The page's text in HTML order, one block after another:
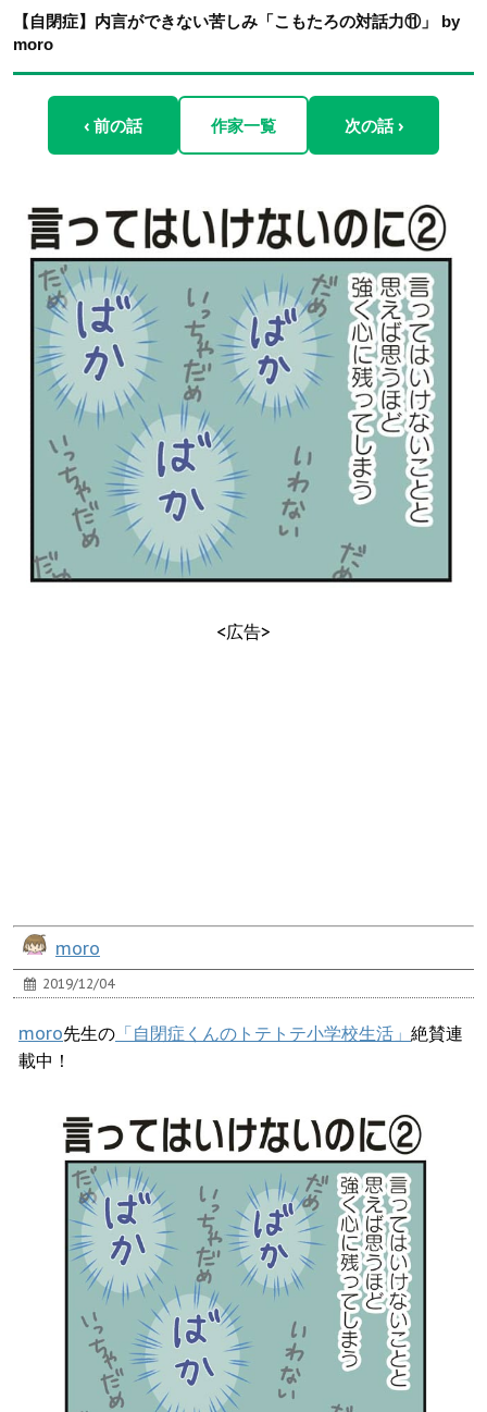
【自閉症】内言ができない苦しみ「こもたろの対話力⑪」 by
moro
‹ 前の話 作家一覧 次の話 ›
<広告>
moro
2019/12/04
moro先生の 「自閉症くんのトテトテ小学校生活」 絶賛連
載中！